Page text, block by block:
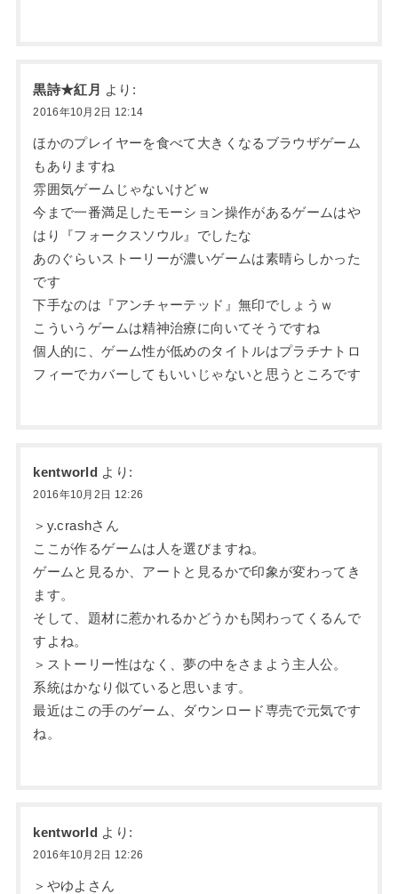
黒詩★紅月 より:
2016年10月2日 12:14
ほかのプレイヤーを食べて大きくなるブラウザゲーム
もありますね
雰囲気ゲームじゃないけどｗ
今まで一番満足したモーション操作があるゲームはや
はり『フォークスソウル』でしたな
あのぐらいストーリーが濃いゲームは素晴らしかった
です
下手なのは『アンチャーテッド』無印でしょうｗ
こういうゲームは精神治療に向いてそうですね
個人的に、ゲーム性が低めのタイトルはプラチナトロ
フィーでカバーしてもいいじゃないと思うところです
kentworld より:
2016年10月2日 12:26
＞y.crashさん
ここが作るゲームは人を選びますね。
ゲームと見るか、アートと見るかで印象が変わってき
ます。
そして、題材に惹かれるかどうかも関わってくるんで
すよね。
＞ストーリー性はなく、夢の中をさまよう主人公。
系統はかなり似ていると思います。
最近はこの手のゲーム、ダウンロード専売で元気です
ね。
kentworld より:
2016年10月2日 12:26
＞やゆよさん